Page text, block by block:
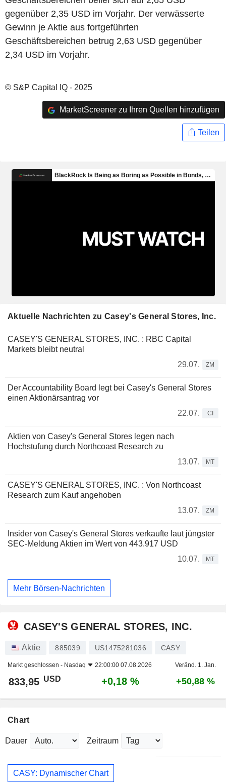
gegenüber 2,35 USD im Vorjahr. Der verwässerte
Gewinn je Aktie aus fortgeführten
Geschäftsbereichen betrug 2,63 USD gegenüber
2,34 USD im Vorjahr.
© S&P Capital IQ - 2025
MarketScreener zu Ihren Quellen hinzufügen
Teilen
Aktuelle Nachrichten zu Casey's General Stores, Inc.
CASEY'S GENERAL STORES, INC. : RBC Capital
Markets bleibt neutral
29.07.
ZM
Der Accountability Board legt bei Casey's General Stores
einen Aktionärsantrag vor
22.07.
CI
Aktien von Casey's General Stores legen nach
Hochstufung durch Northcoast Research zu
13.07.
MT
CASEY'S GENERAL STORES, INC. : Von Northcoast
Research zum Kauf angehoben
13.07.
ZM
Insider von Casey's General Stores verkaufte laut jüngster
SEC-Meldung Aktien im Wert von 443.917 USD
10.07.
MT
Mehr Börsen-Nachrichten
CASEY'S GENERAL STORES, INC.
Aktie 885039 US1475281036 CASY
Markt geschlossen - Nasdaq 22:00:00 07.08.2026 Veränd. 1. Jan.
833,95 USD +0,18 % +50,88 %
Chart
Dauer Zeitraum
CASY: Dynamischer Chart